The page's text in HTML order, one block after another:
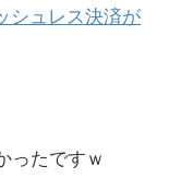
シュレス決済が
ったですｗ